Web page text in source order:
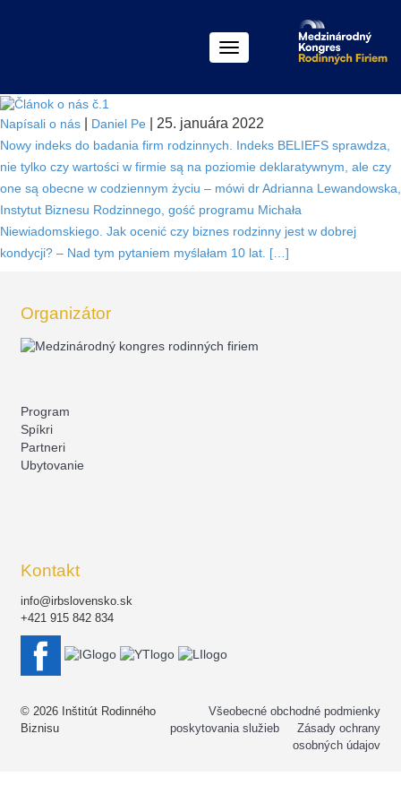
Menu
Napísali o nás Daniel Pe | 25. januára 2022
Nowy indeks do badania firm rodzinnych. Indeks BELIEFS sprawdza,
nie tylko czy wartości w firmie są na poziomie deklaratywnym, ale czy
one są obecne w codziennym życiu – mówi dr Adrianna Lewandowska,
Instytut Biznesu Rodzinnego, gość programu Michała
Niewiadomskiego. Jak ocenić czy biznes rodzinny jest w dobrej
kondycji? – Nad tym pytaniem myślałam 10 lat. […]
Organizátor
Program
Spíkri
Partneri
Ubytovanie
Kontakt
info@irbslovensko.sk
+421 915 842 834
© 2026 Inštitút Rodinného
Biznisu
Všeobecné obchodné podmienky
poskytovania služieb
Zásady ochrany
osobných údajov